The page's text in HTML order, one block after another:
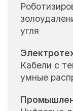
угля
Кабели с
умные